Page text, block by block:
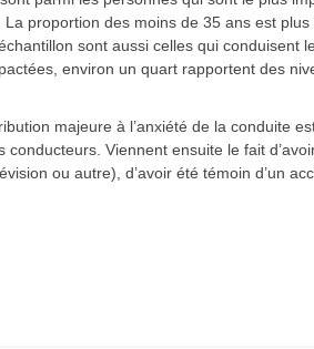
proportion des moins de 35 ans est
sont aussi celles qui conduisent
environ un quart rapportent des
majeure à l’anxiété de la conduite
Viennent ensuite le fait
ou autre), d’avoir été témoin d’un